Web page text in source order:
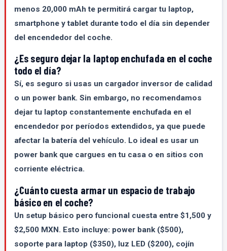
menos 20,000 mAh te permitirá cargar tu laptop,
smartphone y tablet durante todo el día sin depender
del encendedor del coche.
¿Es seguro dejar la laptop enchufada en el coche
todo el día?
Sí, es seguro si usas un cargador inversor de calidad
o un power bank. Sin embargo, no recomendamos
dejar tu laptop constantemente enchufada en el
encendedor por períodos extendidos, ya que puede
afectar la batería del vehículo. Lo ideal es usar un
power bank que cargues en tu casa o en sitios con
corriente eléctrica.
¿Cuánto cuesta armar un espacio de trabajo
básico en el coche?
Un setup básico pero funcional cuesta entre $1,500 y
$2,500 MXN. Esto incluye: power bank ($500),
soporte para laptop ($350), luz LED ($200), cojín